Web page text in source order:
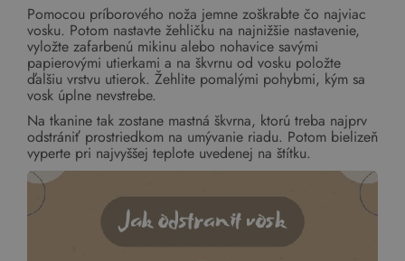
Pomocou príborového noža jemne zoškrabte čo najviac
vosku. Potom nastavte žehličku na najnižšie nastavenie,
vyložte zafarbenú mikinu alebo nohavice savými
papierovými utierkami a na škvrnu od vosku položte
ďalšiu vrstvu utierok. Žehlite pomalými pohybmi, kým sa
vosk úplne nevstrebe.
Na tkanine tak zostane mastná škvrna, ktorú treba najprv
odstrániť prostriedkom na umývanie riadu. Potom bielizeň
vyperte pri najvyššej teplote uvedenej na štítku.